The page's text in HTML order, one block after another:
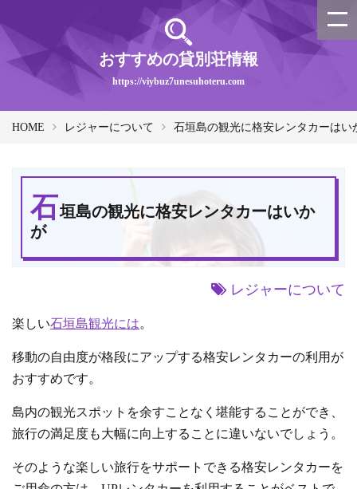
おすすめの貸別荘情報
https://viybuz7unesuhoteru.com
HOME レジャーについて 石垣島の観光に格安レンタカーはい
石垣島の観光に格安レンタカーはいか
が
レジャーについて
楽しい石垣島観光には。
移動の自由度が格段にアップする格安レンタカーの利用が
おすすめです。
島内の観光スポットを余すことなく堪能することができ、
旅行の満足度も大幅に向上することに違いないでしょう。
そのような楽しい旅行をサポートできる格安レンタカーを